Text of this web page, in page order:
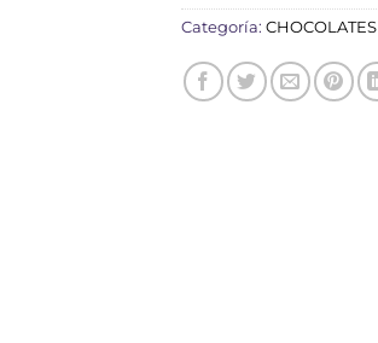
Categoría: CHOCOLATES